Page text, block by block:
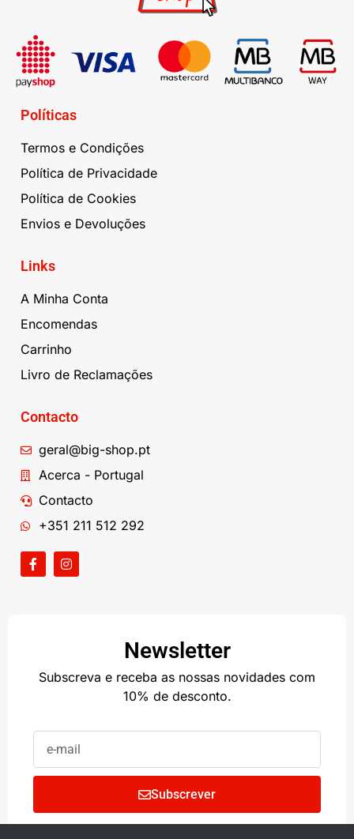
Políticas
Termos e Condições
Política de Privacidade
Política de Cookies
Envios e Devoluções
Links
A Minha Conta
Encomendas
Carrinho
Livro de Reclamações
Contacto
geral@big-shop.pt
Acerca - Portugal
Contacto
+351 211 512 292
Newsletter
Subscreva e receba as nossas novidades com
10% de desconto.
Subscrever